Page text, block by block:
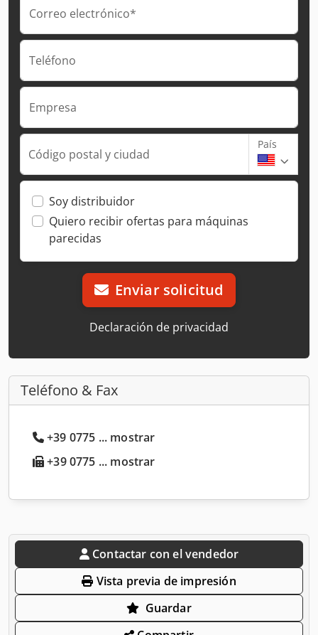
Correo electrónico*
Teléfono
Empresa
Código postal y ciudad
País
Soy distribuidor
Quiero recibir ofertas para máquinas
parecidas
Enviar solicitud
Declaración de privacidad
Teléfono & Fax
+39 0775 ... mostrar
+39 0775 ... mostrar
Contactar con el vendedor
Vista previa de impresión
Guardar